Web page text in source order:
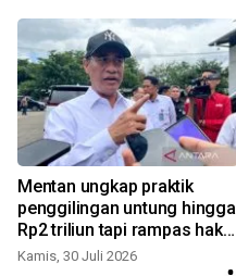
Mentan ungkap praktik
penggilingan untung hingga
Rp2 triliun tapi rampas hak
rakyat
Kamis, 30 Juli 2026